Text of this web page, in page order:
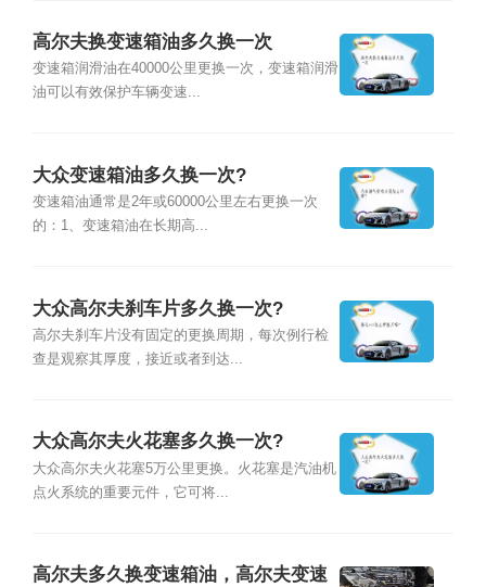
高尔夫换变速箱油多久换一次
变速箱润滑油在40000公里更换一次，变速箱润滑
油可以有效保护车辆变速...
大众变速箱油多久换一次?
变速箱油通常是2年或60000公里左右更换一次
的：1、变速箱油在长期高...
大众高尔夫刹车片多久换一次?
高尔夫刹车片没有固定的更换周期，每次例行检
查是观察其厚度，接近或者到达...
大众高尔夫火花塞多久换一次?
大众高尔夫火花塞5万公里更换。火花塞是汽油机
点火系统的重要元件，它可将...
高尔夫多久换变速箱油，高尔夫变速